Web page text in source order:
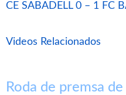
CE SABADELL 0 – 1 FC
Videos Relacionados
Roda de premsa